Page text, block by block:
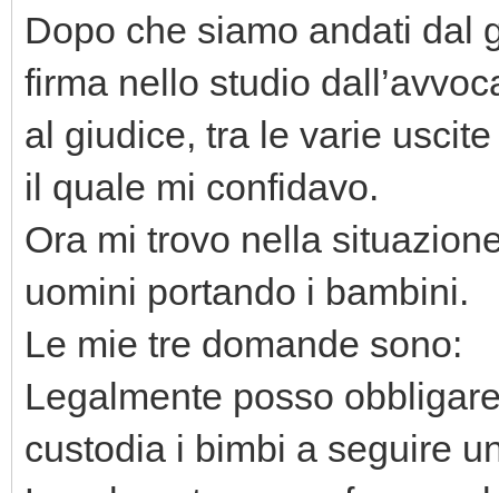
Dopo che siamo andati dal
firma nello studio
al giudice, tra le varie
il quale mi confidavo.
Ora mi trovo nella
uomini portando i bambini.
Le mie tre domande sono:
Legalmente posso
custodia i bimbi a seguire